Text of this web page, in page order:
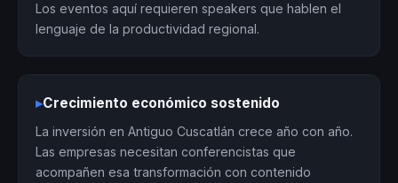
Los eventos aquí requieren speakers que hablen el
lenguaje de la productividad regional.
▸Crecimiento económico sostenido
La inversión en Antiguo Cuscatlán crece año con año.
Las empresas necesitan conferencistas que
acompañen esa transformación con contenido